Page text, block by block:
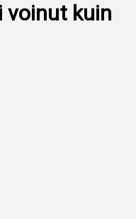
voinut kuin